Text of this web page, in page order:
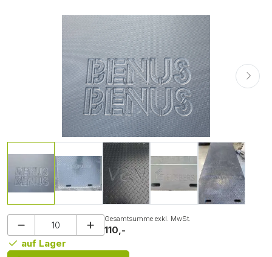
Gesamtsumme exkl. MwSt.
110,-
auf Lager